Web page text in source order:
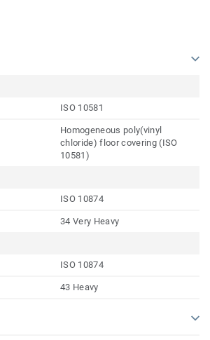
ISO 10581
Homogeneous poly(vinyl
chloride) floor covering (ISO
10581)
ISO 10874
34 Very Heavy
ISO 10874
43 Heavy